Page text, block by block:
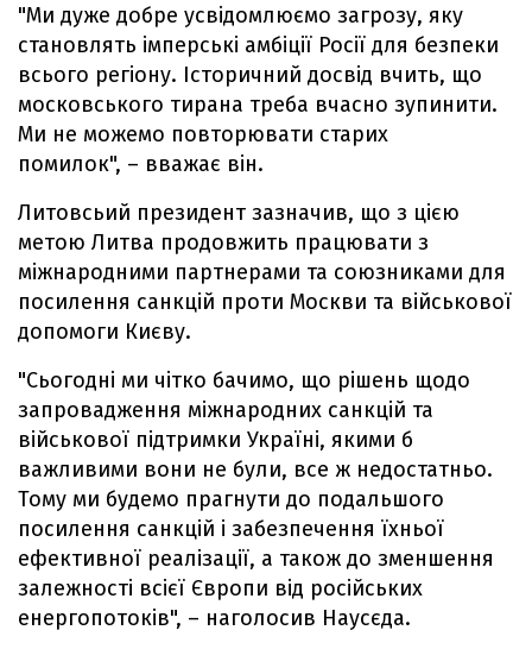
"Ми дуже добре усвідомлюємо загрозу, яку
становлять імперські амбіції Росії для безпеки
всього регіону. Історичний досвід вчить, що
московського тирана треба вчасно зупинити.
Ми не можемо повторювати старих
помилок", – вважає він.
Литовсьий президент зазначив, що з цією
метою Литва продовжить працювати з
міжнародними партнерами та союзниками для
посилення санкцій проти Москви та військової
допомоги Києву.
"Сьогодні ми чітко бачимо, що рішень щодо
запровадження міжнародних санкцій та
військової підтримки Україні, якими б
важливими вони не були, все ж недостатньо.
Тому ми будемо прагнути до подальшого
посилення санкцій і забезпечення їхньої
ефективної реалізації, а також до зменшення
залежності всієї Європи від російських
енергопотоків", – наголосив Наусєда.